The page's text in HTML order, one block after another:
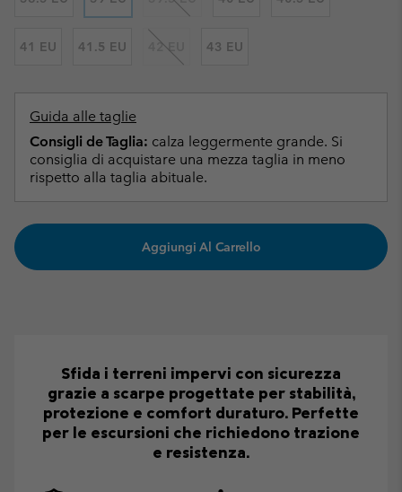
41 EU 41.5 EU 42 EU 43 EU
Guida alle taglie
Consigli de Taglia: calza leggermente grande. Si
consiglia di acquistare una mezza taglia in meno
rispetto alla taglia abituale.
Aggiungi Al Carrello
Sfida i terreni impervi con sicurezza
grazie a scarpe progettate per stabilità,
protezione e comfort duraturo. Perfette
per le escursioni che richiedono trazione
e resistenza.